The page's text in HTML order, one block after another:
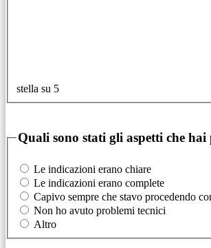
stella su 5
Quali sono stati gli aspetti che hai
Le indicazioni erano chiare
Le indicazioni erano complete
Capivo sempre che stavo procedendo
Non ho avuto problemi tecnici
Altro